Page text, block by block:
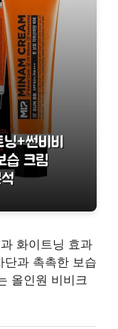
화이트닝 효과
과 촉촉한 보습
올인원 비비크